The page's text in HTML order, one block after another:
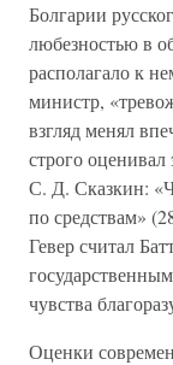
Болгарии
любезностью в
располагало к
министр,
взгляд менял
строго
С. Д. Сказкин:
по средствам»
Гевер считал
чувства
Оценки